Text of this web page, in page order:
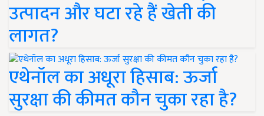
उत्पादन और घटा रहे हैं खेती की
लागत?
एथेनॉल का अधूरा हिसाब: ऊर्जा
सुरक्षा की कीमत कौन चुका रहा है?